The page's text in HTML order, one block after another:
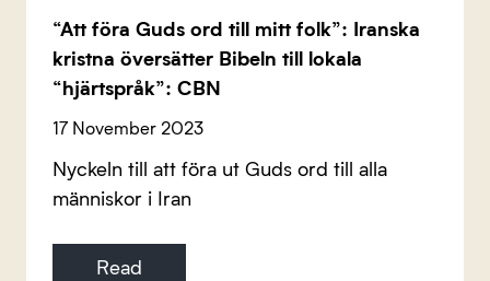
“Att föra Guds ord till mitt folk”: Iranska
kristna översätter Bibeln till lokala
“hjärtspråk”: CBN
17 November 2023
Nyckeln till att föra ut Guds ord till alla
människor i Iran
Read